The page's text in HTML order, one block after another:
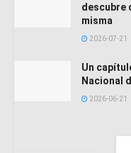
descubre
misma
2026-07-21
Un
Nacional
2026-06-21